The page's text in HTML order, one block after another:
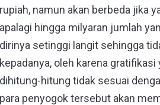
rupiah, namun akan berbeda jika
apalagi hingga milyaran jumlah
dirinya setinggi langit sehingga
kepadanya, oleh karena
dihitung-hitung tidak sesuai
para penyogok tersebut akan